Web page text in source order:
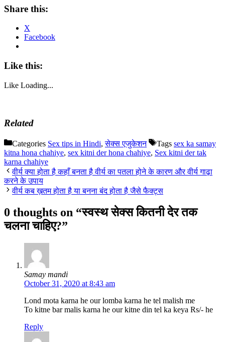
Share this:
X
Facebook
Like this:
Like Loading...
Related
Categories Sex tips in Hindi,सेक्स एजुकेशन Tags sex ka samay
kitna hona chahiye, sex kitni der hona chahiye, Sex kitni der tak
karna chahiye
वीर्य क्या होता है कहाँ बनता है वीर्य का पतला होने के कारण और वीर्य गाढ़ा
करने के उपाय
वीर्य कब ख़तम होता है या बनना बंद होता है जैसे फैक्ट्स
0 thoughts on “स्वस्थ सेक्स कितनी देर तक
चलना चाहिए?”
Samay mandi
October 31, 2020 at 8:43 am
Lond mota karna he our lomba karna he tel malish me
To kitne bar malis karna he our kitne din tel ka keya Rs/- he
Reply